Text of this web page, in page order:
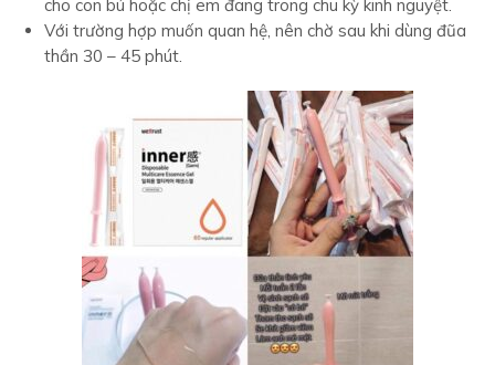
cho con bú hoặc chị em đang trong chu kỳ kinh nguyệt.
Với trường hợp muốn quan hệ, nên chờ sau khi dùng đũa
thần 30 – 45 phút.